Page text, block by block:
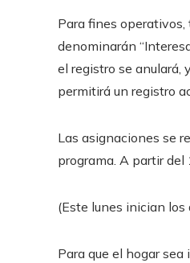
Para fines operativos,
denominarán
el registro se anulará,
permitirá un registro
Las asignaciones se
programa. A partir
(Este lunes inician los
Para que el hogar